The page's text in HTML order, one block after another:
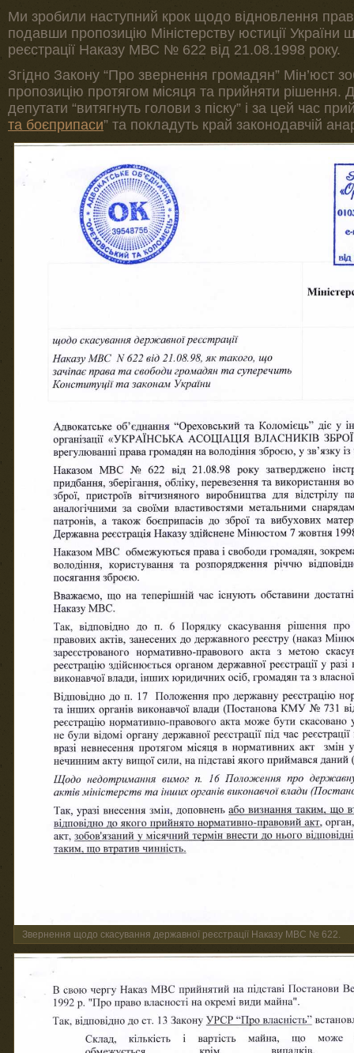
Ми зробили наступний крок щодо відновлення
подавши пропозицію Міністерству юстиції
реєстрації Наказу МВС № 622 від 21.08.1998 року.
Згідно Закону “Про звернення громадян” Мін’юст
пропозицію протягом місяця та прийняти рішення.
депутати “витягнуть голови з піску” і за цей час
та боєприпаси” та покладуть край законодавчій
Звернення щодо скасування державної реєстрації Наказу МВС № 622.